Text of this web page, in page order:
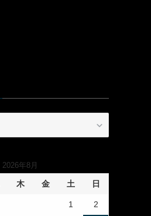
2026年8月
木 金 土 日
1 2